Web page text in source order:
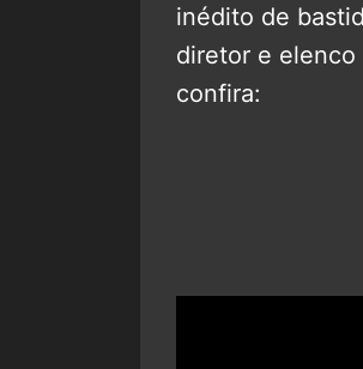
inédito de
diretor e elenco
confira: